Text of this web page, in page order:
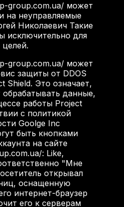
group.com.ua/ может
на неуправляемые
Николаевич Такие
исключительно для
group.com.ua/ может
защиты от DDOS
Shield. Это означает,
данные,
работы Project
с политикой
Goolge Inc
быть кнопками
на сайте
: Like,
"Мне
открывал
оснащенную
интернет-браузер
его к серверам